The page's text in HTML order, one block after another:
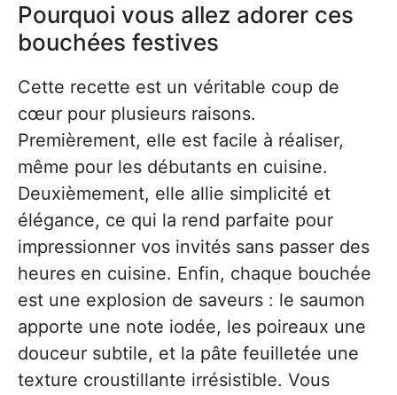
Pourquoi vous allez adorer ces
bouchées festives
Cette recette est un véritable coup de
cœur pour plusieurs raisons.
Premièrement, elle est facile à réaliser,
même pour les débutants en cuisine.
Deuxièmement, elle allie simplicité et
élégance, ce qui la rend parfaite pour
impressionner vos invités sans passer des
heures en cuisine. Enfin, chaque bouchée
est une explosion de saveurs : le saumon
apporte une note iodée, les poireaux une
douceur subtile, et la pâte feuilletée une
texture croustillante irrésistible. Vous